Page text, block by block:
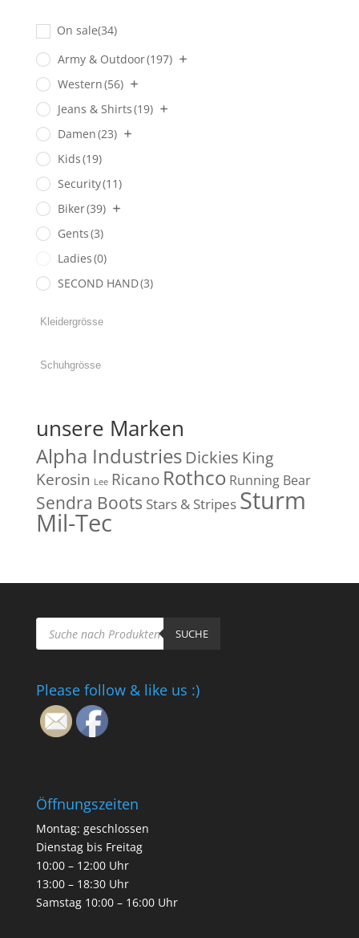
On sale(34)
Army & Outdoor(197)
Western(56)
Jeans & Shirts(19)
Damen(23)
Kids(19)
Security(11)
Biker(39)
Gents(3)
Ladies(0)
SECOND HAND(3)
unsere Marken
Alpha Industries Dickies King
Kerosin Lee Ricano Rothco Running Bear
Sendra Boots Stars & Stripes Sturm
Mil-Tec
Products
search SUCHE
Please follow & like us :)
Öffnungszeiten
Montag: geschlossen
Dienstag bis Freitag
10:00 – 12:00 Uhr
13:00 – 18:30 Uhr
Samstag 10:00 – 16:00 Uhr